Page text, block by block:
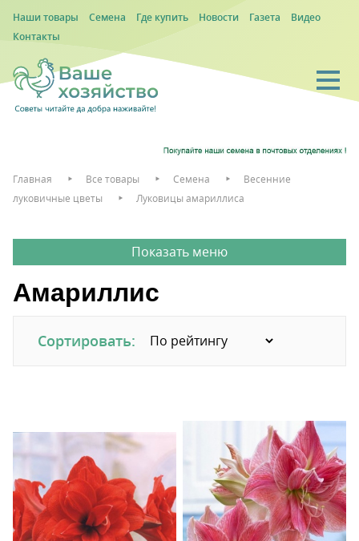
Наши товары Семена Где купить Новости Газета
Видео
Контакты
Главная Все товары Семена
Весенние
луковичные цветы
Луковицы амариллиса
Амариллис
Сортировать: